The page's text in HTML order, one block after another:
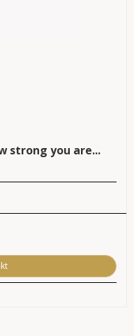
strong you are...